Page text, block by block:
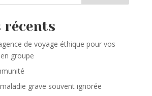
de voyage éthique pour vos
groupe
grave souvent ignorée